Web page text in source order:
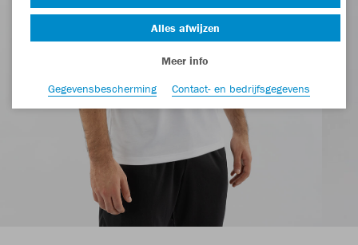
Alles afwijzen
Meer info
Gegevensbescherming
Contact- en bedrijfsgegevens